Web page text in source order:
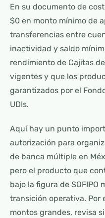
En su documento de
$0 en monto mínimo de
transferencias entre
inactividad y saldo
rendimiento de Cajitas
vigentes y que los
garantizados por el
UDIs.
Aquí hay un punto
autorización para
de banca múltiple en
pero el producto que
bajo la figura de SOFIPO
transición operativa. Por
montos grandes, revisa